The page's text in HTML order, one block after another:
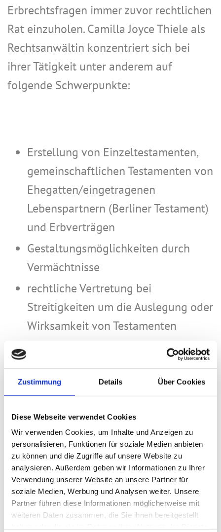
Zustimmung Details Über Cookies
Diese Webseite verwendet Cookies
Wir verwenden Cookies, um Inhalte und Anzeigen zu
personalisieren, Funktionen für soziale Medien anbieten
zu können und die Zugriffe auf unsere Website zu
analysieren. Außerdem geben wir Informationen zu Ihrer
Verwendung unserer Website an unsere Partner für
soziale Medien, Werbung und Analysen weiter. Unsere
Partner führen diese Informationen möglicherweise mit
weiteren Daten zusammen, die Sie ihnen bereitgestellt
Erbrechtsfragen immer zuvor rechtlichen
Rat einzuholen. Camilla Joyce Thiele als
Rechtsanwältin konzentriert sich bei
ihrer Tätigkeit unter anderem auf
folgende Schwerpunkte:
Erstellung von Einzeltestamenten,
gemeinschaftlichen Testamenten von
Ehegatten/eingetragenen
Lebenspartnern (Berliner Testament)
und Erbverträgen
Gestaltungsmöglichkeiten durch
Vermächtnisse
rechtliche Vertretung bei
Streitigkeiten um die Auslegung oder
Wirksamkeit von Testamenten
Beratung zum Widerruf bereits
errichteter Testamente oder der
Vertretung im außergerichtlichen
Geltendmachung von
Pflichtteilsansprüchen oder von
Auskunftsansprüchen gegen die
Erben und Dritte
Beratung von
Testamentsvollstreckern im Amt der